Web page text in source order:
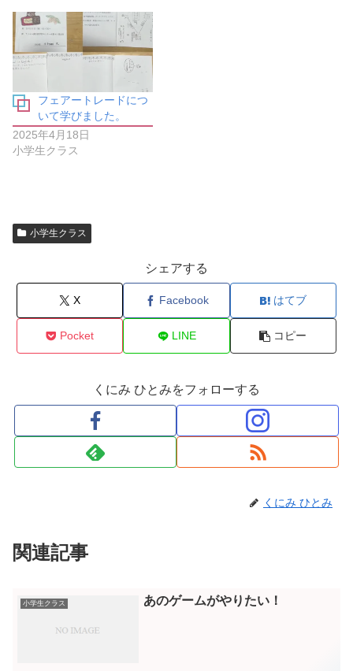
て
く
だ
さ
い
い
ウ
ィ
ン
ド
ウ
で
ウ
ィ
ド
ウ
で
ま
す
)
フェアートレードにつ
いて学びました。
2025年4月18日
小学生クラス
小学生クラス
シェアする
X Facebook はてブ
Pocket LINE コピー
くにみ ひとみをフォローする
くにみ ひとみ
関連記事
小学生クラス あのゲームがやりたい！